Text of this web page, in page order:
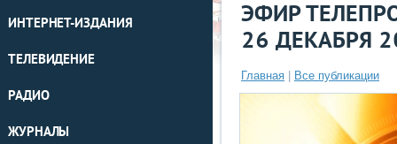
ИНТЕРНЕТ-ИЗДАНИЯ
ТЕЛЕВИДЕНИЕ
РАДИО
ЖУРНАЛЫ
ЭФИР
26 ДЕКАБРЯ
Главная Все публикации